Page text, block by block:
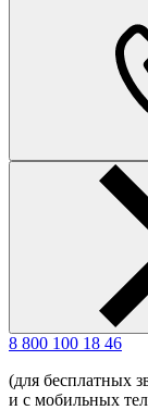
8 800 100 18 46
(для бесплатных
и с мобильных